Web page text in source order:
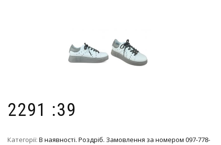
2291 :39
Категорії: В наявності. Роздріб. Замовлення за номером 097-778-